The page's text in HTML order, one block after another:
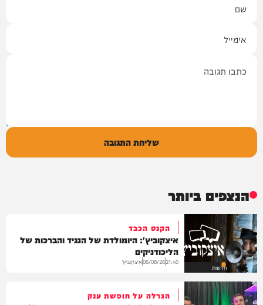
שליחת התגובה
הנצפים ביותר
חדשות
הקנס הכבד
איצקוביץ': היומולדת של הנגיד והברכות של
הליכודניקים
21:40
06/08/26איצקוביץ'
הגרלה על חופשת ענק